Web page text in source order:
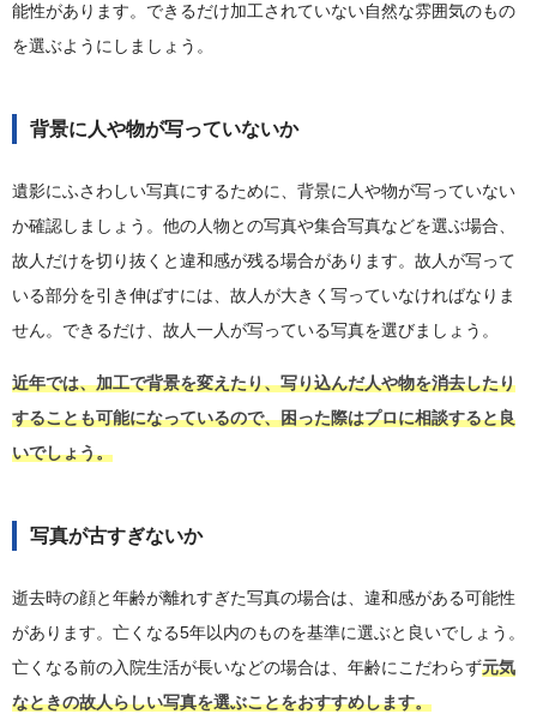
能性があります。できるだけ加工されていない自然な雰囲気のもの
を選ぶようにしましょう。
背景に人や物が写っていないか
遺影にふさわしい写真にするために、背景に人や物が写っていない
か確認しましょう。他の人物との写真や集合写真などを選ぶ場合、
故人だけを切り抜くと違和感が残る場合があります。故人が写って
いる部分を引き伸ばすには、故人が大きく写っていなければなりま
せん。できるだけ、故人一人が写っている写真を選びましょう。
近年では、加工で背景を変えたり、写り込んだ人や物を消去したり
することも可能になっているので、困った際はプロに相談すると良
いでしょう。
写真が古すぎないか
逝去時の顔と年齢が離れすぎた写真の場合は、違和感がある可能性
があります。亡くなる5年以内のものを基準に選ぶと良いでしょう。
亡くなる前の入院生活が長いなどの場合は、年齢にこだわらず元気
なときの故人らしい写真を選ぶことをおすすめします。